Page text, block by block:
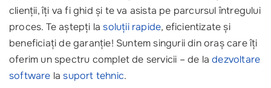
clienții, îți va fi ghid și te va asista pe parcursul întregului
proces. Te aștepți lasoluții rapide, eficientizate și
beneficiați de garanție! Suntem singurii din oraș care îți
oferim un spectru complet de servicii – de ladezvoltare
software lasuport tehnic.